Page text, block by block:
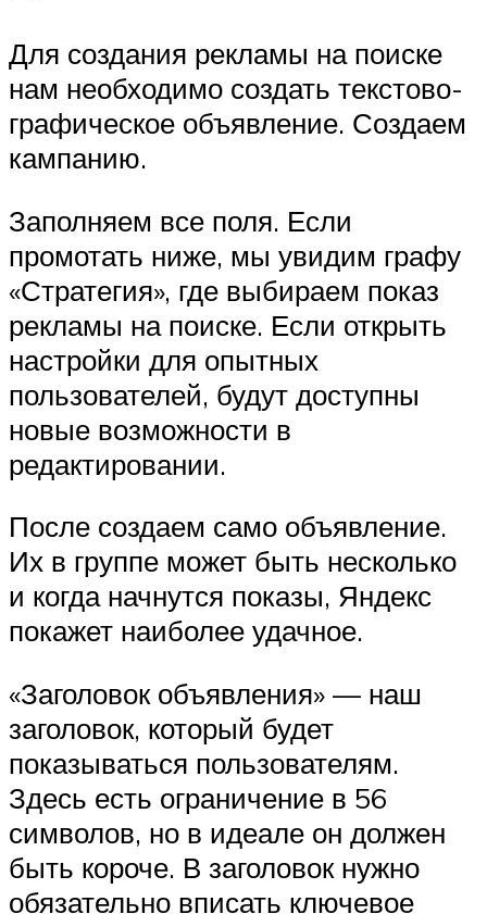
Для создания рекламы на поиске
нам необходимо создать текстово-
графическое объявление. Создаем
кампанию.
Заполняем все поля. Если
промотать ниже, мы увидим графу
«Стратегия», где выбираем показ
рекламы на поиске. Если открыть
настройки для опытных
пользователей, будут доступны
новые возможности в
редактировании.
После создаем само объявление.
Их в группе может быть несколько
и когда начнутся показы, Яндекс
покажет наиболее удачное.
«Заголовок объявления» — наш
заголовок, который будет
показываться пользователям.
Здесь есть ограничение в 56
символов, но в идеале он должен
быть короче. В заголовок нужно
обязательно вписать ключевое